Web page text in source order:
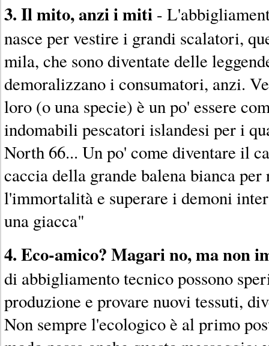
3. Il mito, anzi i miti -
nasce per vestire i grandi scalatori,
mila, che sono diventate delle
demoralizzano i consumatori, anzi.
loro (o una specie) è un po' essere
indomabili pescatori islandesi per i
North 66... Un po' come diventare il
caccia della grande balena bianca per
l'immortalità e superare i demoni
una giacca"
4. Eco-amico? Magari no, ma non
di abbigliamento tecnico possono
produzione e provare nuovi tessuti,
Non sempre l'ecologico è al primo